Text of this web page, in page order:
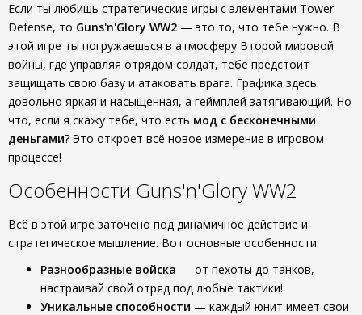
Если ты любишь стратегические игры с элементами Tower
Defense, то Guns'n'Glory WW2 — это то, что тебе нужно. В
этой игре ты погружаешься в атмосферу Второй мировой
войны, где управляя отрядом солдат, тебе предстоит
защищать свою базу и атаковать врага. Графика здесь
довольно яркая и насыщенная, а геймплей затягивающий. Но
что, если я скажу тебе, что есть мод с бесконечными
деньгами? Это откроет всё новое измерение в игровом
процессе!
Особенности Guns'n'Glory WW2
Всё в этой игре заточено под динамичное действие и
стратегическое мышление. Вот основные особенности:
Разнообразные войска — от пехоты до танков,
настраивай свой отряд под любые тактики!
Уникальные способности — каждый юнит имеет свои